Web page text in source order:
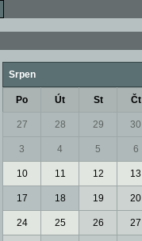
Srpen
Po Út St Čt
27 28 29 30
3 4 5 6
10 11 12 13
17 18 19 20
24 25 26 27